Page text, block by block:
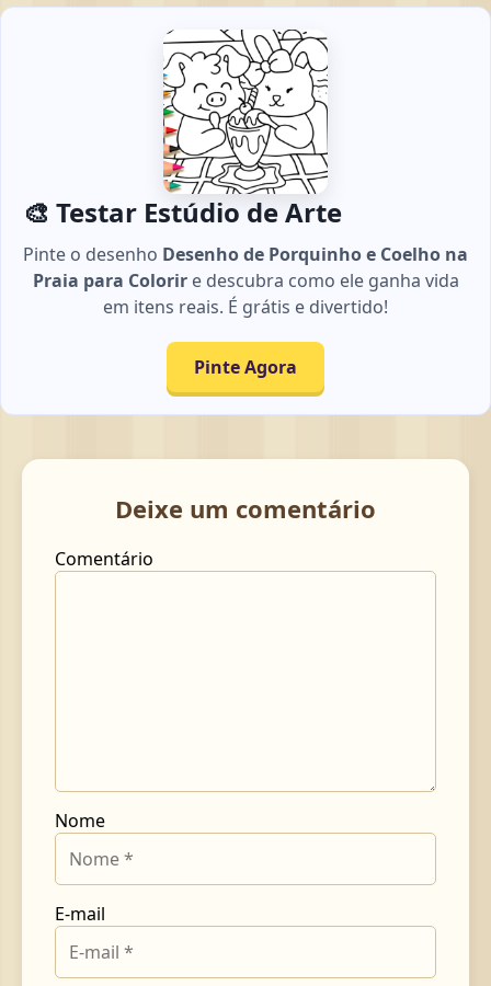
🎨 Testar Estúdio de Arte
Pinte o desenho Desenho de Porquinho e Coelho na
Praia para Colorire descubra como ele ganha vida
em itens reais. É grátis e divertido!
Pinte Agora
Deixe um comentário
Comentário
Nome
E-mail